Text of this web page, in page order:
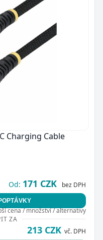
Charging Cable
Od: 171 CZK bez DPH
cena / množství / alternativy
ZA
213 CZK vč. DPH